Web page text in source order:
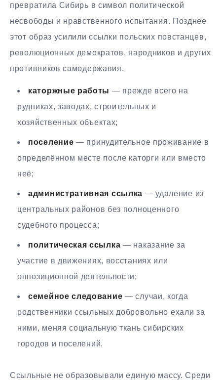
превратила Сибирь в символ политической
несвободы и нравственного испытания. Позднее
этот образ усилили ссылки польских повстанцев,
революционных демократов, народников и других
противников самодержавия.
каторжные работы — прежде всего на
рудниках, заводах, строительных и
хозяйственных объектах;
поселение — принудительное проживание в
определённом месте после каторги или вместо
неё;
административная ссылка — удаление из
центральных районов без полноценного
судебного процесса;
политическая ссылка — наказание за
участие в движениях, восстаниях или
оппозиционной деятельности;
семейное следование — случаи, когда
родственники ссыльных добровольно ехали за
ними, меняя социальную ткань сибирских
городов и поселений.
Ссыльные не образовывали единую массу. Среди